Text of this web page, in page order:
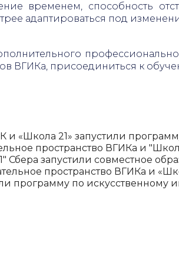
временем, способность
адаптироваться под
ВГИКа, присоединиться к
и «Школа 21» запустили
пространство ВГИКа и
Сбера запустили совместное
пространство ВГИКа и
программу по искусственному